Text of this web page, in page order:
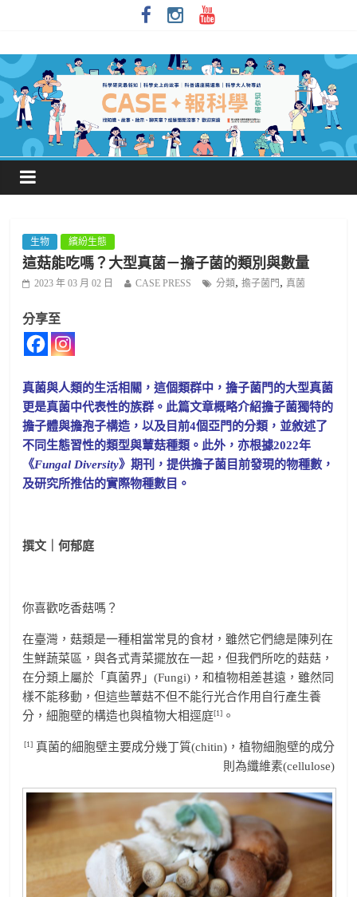
生物 繽紛生態
這菇能吃嗎？大型真菌－擔子菌的類別與數量
2023 年 03 月 02 日 CASE PRESS 分類,擔子菌門 ,真菌
分享至
真菌與人類的生活相關，這個類群中，擔子菌門的大型真菌
更是真菌中代表性的族群。此篇文章概略介紹擔子菌獨特的
擔子體與擔孢子構造，以及目前4個亞門的分類，並敘述了
不同生態習性的類型與蕈菇種類。此外，亦根據2022年
《Fungal Diversity》期刊，提供擔子菌目前發現的物種數，
及研究所推估的實際物種數目。
撰文｜何郁庭
你喜歡吃香菇嗎？
在臺灣，菇類是一種相當常見的食材，雖然它們總是陳列在
生鮮蔬菜區，與各式青菜擺放在一起，但我們所吃的菇菇，
在分類上屬於「真菌界」(Fungi)，和植物相差甚遠，雖然同
樣不能移動，但這些蕈菇不但不能行光合作用自行產生養
分，細胞壁的構造也與植物大相逕庭[1] 。
[1]真菌的細胞壁主要成分幾丁質(chitin)，植物細胞壁的成分
則為纖維素(cellulose)